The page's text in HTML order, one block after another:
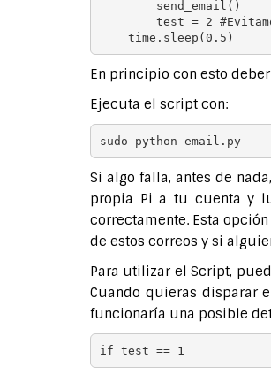
        send_email()
test = 2
En principio con esto
Ejecuta el script con:
sudo python email.py
Si algo falla, antes de
propia Pi a tu cuenta y
correctamente. Esta
de estos correos y si
Para utilizar el Script,
Cuando quieras disparar
funcionaría una posible
if test == 1